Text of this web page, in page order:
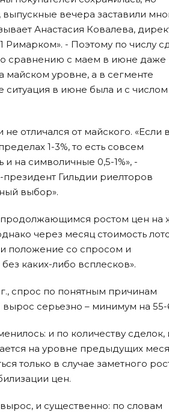
вечера заставили
Анастасия Ковалева,
- Поэтому по числу
сравнению с маем в июне даже
майском уровне, а в сегменте
в июне была и с числом
отличался от майского. «Если в
1-3%, то есть совсем
и на символичные 0,5-1%», -
Гильдии риелторов
выбор».
продолжающимся ростом цен на
через месяц стоимость
положение со спросом и
каких-либо всплесков».
спрос по понятным причинам
серьезно – минимум на 55-
и по количеству сделок,
на уровне предыдущих
только в случае заметного
цен.
и существенно: по словам